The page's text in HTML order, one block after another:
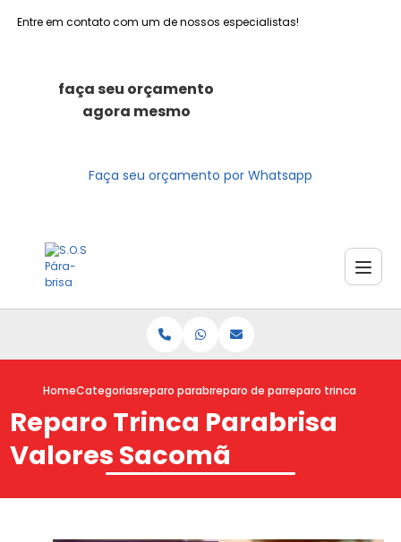
Entre em contato com um de nossos especialistas!
faça seu orçamento
agora mesmo
Faça seu orçamento por Whatsapp
HomeCategoriasreparo parabrisasreparo de parabrisareparo trinca
Reparo Trinca Parabrisa
Valores Sacomã